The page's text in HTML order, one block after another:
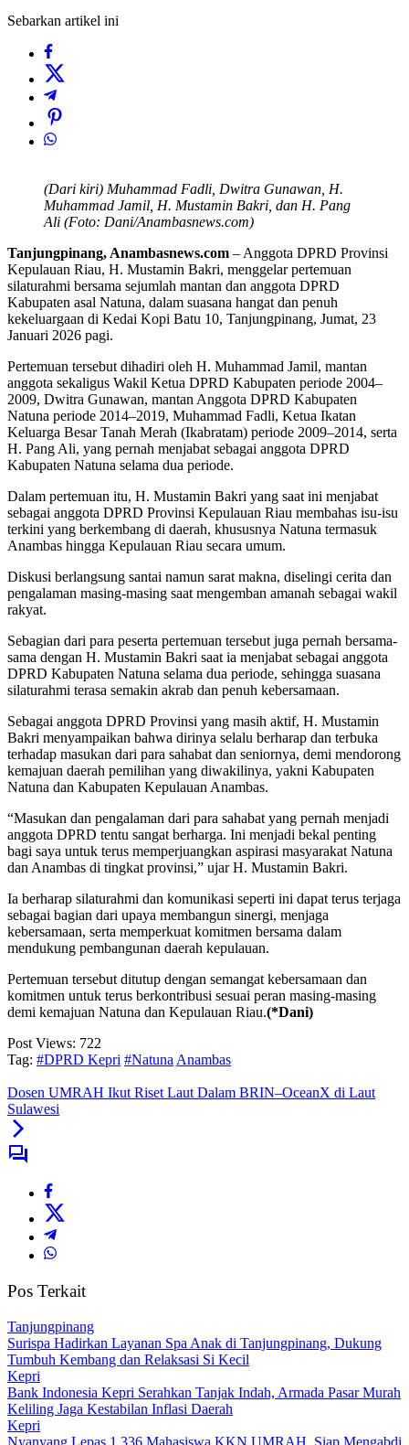
Sebarkan artikel ini
(Dari kiri) Muhammad Fadli, Dwitra Gunawan, H.
Muhammad Jamil, H. Mustamin Bakri, dan H. Pang
Ali (Foto: Dani/Anambasnews.com)
Tanjungpinang, Anambasnews.com – Anggota DPRD Provinsi
Kepulauan Riau, H. Mustamin Bakri, menggelar pertemuan
silaturahmi bersama sejumlah mantan dan anggota DPRD
Kabupaten asal Natuna, dalam suasana hangat dan penuh
kekeluargaan di Kedai Kopi Batu 10, Tanjungpinang, Jumat, 23
Januari 2026 pagi.
Pertemuan tersebut dihadiri oleh H. Muhammad Jamil, mantan
anggota sekaligus Wakil Ketua DPRD Kabupaten periode 2004–
2009, Dwitra Gunawan, mantan Anggota DPRD Kabupaten
Natuna periode 2014–2019, Muhammad Fadli, Ketua Ikatan
Keluarga Besar Tanah Merah (Ikabratam) periode 2009–2014, serta
H. Pang Ali, yang pernah menjabat sebagai anggota DPRD
Kabupaten Natuna selama dua periode.
Dalam pertemuan itu, H. Mustamin Bakri yang saat ini menjabat
sebagai anggota DPRD Provinsi Kepulauan Riau membahas isu-isu
terkini yang berkembang di daerah, khususnya Natuna termasuk
Anambas hingga Kepulauan Riau secara umum.
Diskusi berlangsung santai namun sarat makna, diselingi cerita dan
pengalaman masing-masing saat mengemban amanah sebagai wakil
rakyat.
Sebagian dari para peserta pertemuan tersebut juga pernah bersama-
sama dengan H. Mustamin Bakri saat ia menjabat sebagai anggota
DPRD Kabupaten Natuna selama dua periode, sehingga suasana
silaturahmi terasa semakin akrab dan penuh kebersamaan.
Sebagai anggota DPRD Provinsi yang masih aktif, H. Mustamin
Bakri menyampaikan bahwa dirinya selalu berharap dan terbuka
terhadap masukan dari para sahabat dan seniornya, demi mendorong
kemajuan daerah pemilihan yang diwakilinya, yakni Kabupaten
Natuna dan Kabupaten Kepulauan Anambas.
“Masukan dan pengalaman dari para sahabat yang pernah menjadi
anggota DPRD tentu sangat berharga. Ini menjadi bekal penting
bagi saya untuk terus memperjuangkan aspirasi masyarakat Natuna
dan Anambas di tingkat provinsi,” ujar H. Mustamin Bakri.
Ia berharap silaturahmi dan komunikasi seperti ini dapat terus terjaga
sebagai bagian dari upaya membangun sinergi, menjaga
kebersamaan, serta memperkuat komitmen bersama dalam
mendukung pembangunan daerah kepulauan.
Pertemuan tersebut ditutup dengan semangat kebersamaan dan
komitmen untuk terus berkontribusi sesuai peran masing-masing
demi kemajuan Natuna dan Kepulauan Riau.(*Dani)
Post Views: 722
Tag: #DPRD Kepri #Natuna Anambas
Dosen UMRAH Ikut Riset Laut Dalam BRIN–OceanX di Laut
Sulawesi
Pos Terkait
Tanjungpinang
Surispa Hadirkan Layanan Spa Anak di Tanjungpinang, Dukung
Tumbuh Kembang dan Relaksasi Si Kecil
Kepri
Bank Indonesia Kepri Serahkan Tanjak Indah, Armada Pasar Murah
Keliling Jaga Kestabilan Inflasi Daerah
Kepri
Nyanyang Lepas 1.336 Mahasiswa KKN UMRAH, Siap Mengabdi